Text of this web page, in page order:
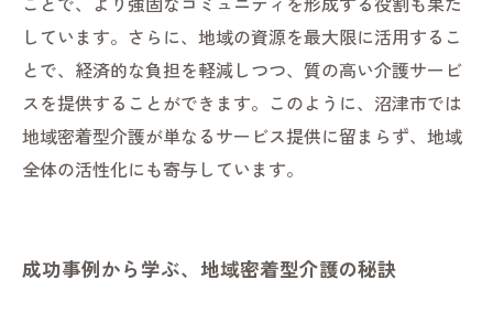
しています。さらに、地域の資源を最大限に活用するこ
とで、経済的な負担を軽減しつつ、質の高い介護サービ
スを提供することができます。このように、沼津市では
地域密着型介護が単なるサービス提供に留まらず、地域
全体の活性化にも寄与しています。
成功事例から学ぶ、地域密着型介護の秘訣